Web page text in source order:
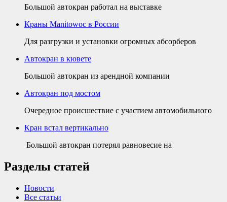
Большой автокран работал на выставке
Краны Manitowoc в России
Для разгрузки и установки огромных абсорберов
Автокран в кювете
Большой автокран из арендной компании
Автокран под мостом
Очередное происшествие с участием автомобильного
Кран встал вертикально
Большой автокран потерял равновесие на
Разделы статей
Новости
Все статьи